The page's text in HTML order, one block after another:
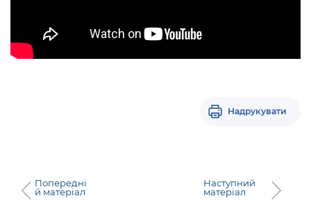
Надрукувати
Попередні
й матеріал
Наступний
матеріал